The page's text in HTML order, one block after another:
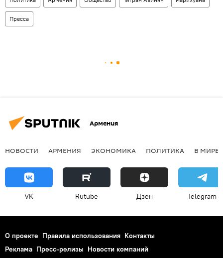
Пресса
Армения
НОВОСТИ АРМЕНИЯ ЭКОНОМИКА ПОЛИТИКА В МИРЕ
VK Rutube Дзен Telegram
О проекте Правила использования Контакты
Реклама Пресс-релизы Новости компаний